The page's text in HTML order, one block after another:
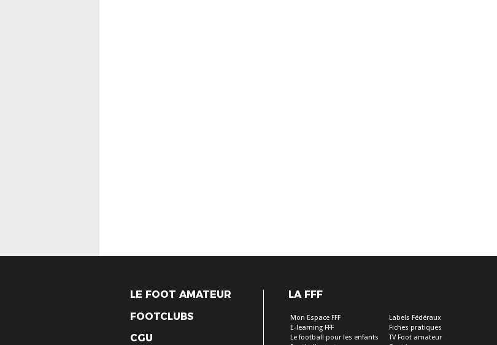
LE FOOT AMATEUR
FOOTCLUBS
CGU
LA FFF
Mon Espace FFF
E-learning FFF
Le football pour les enfants
Labels Fédéraux
Fiches pratiques
TV Foot amateur